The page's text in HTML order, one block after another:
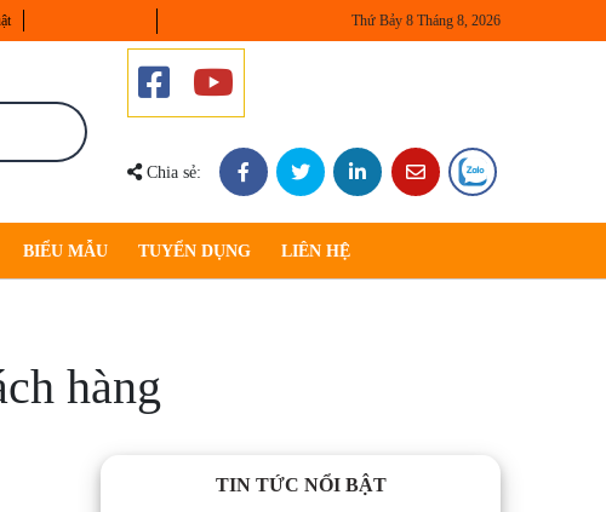
Thứ Bảy 8 Tháng 8, 2026
Chia sẻ:
BIỂU MẪU TUYỂN DỤNG LIÊN HỆ
hàng
TIN TỨC NỔI BẬT